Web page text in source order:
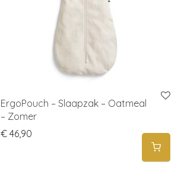
ErgoPouch – Slaapzak – Oatmeal
– Zomer
€46,90